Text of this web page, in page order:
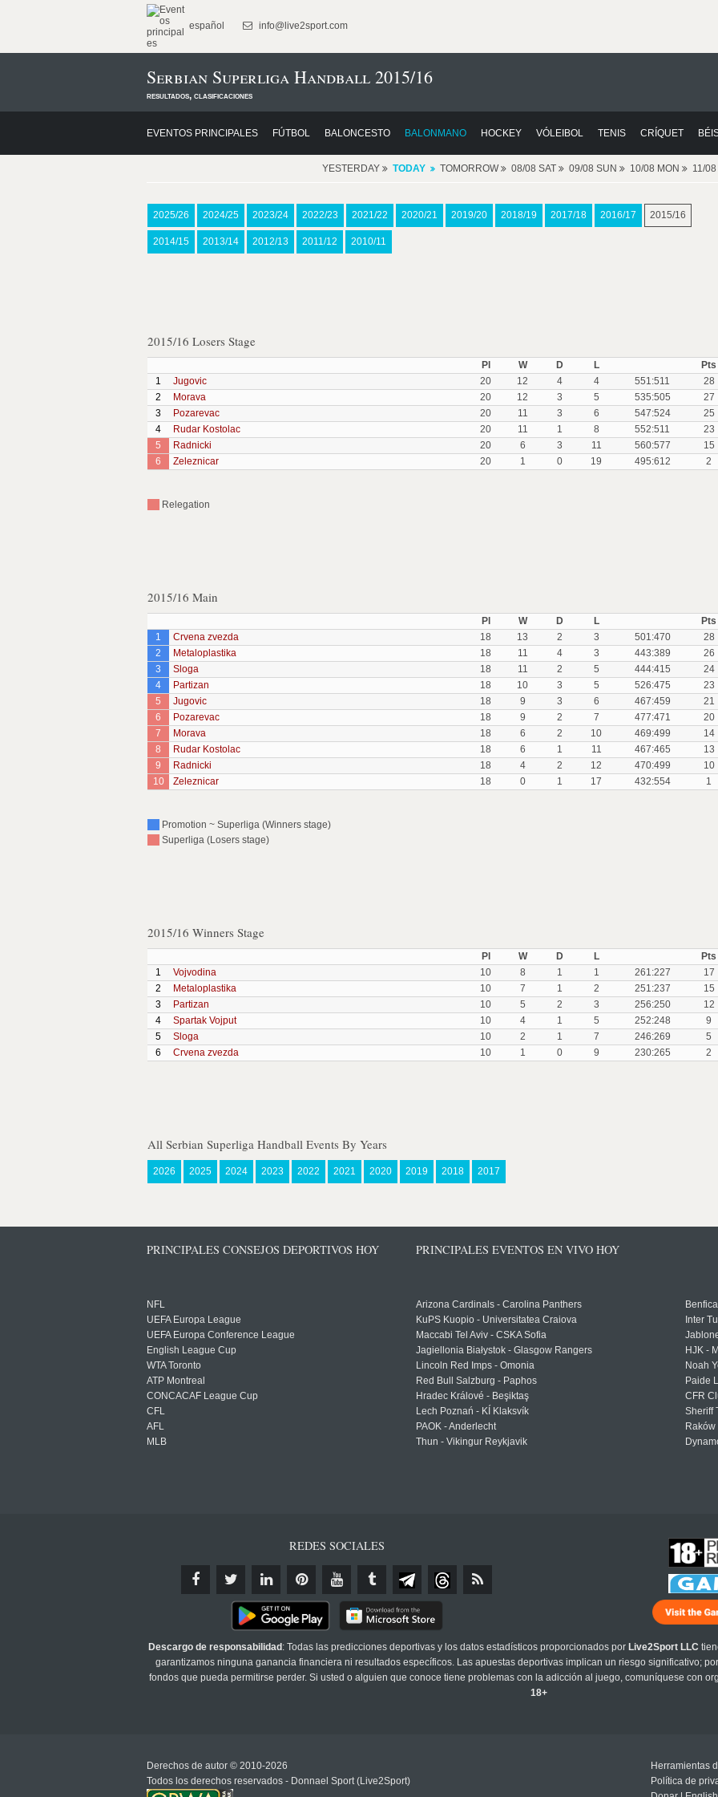
español info@live2sport.com
Serbian Superliga Handball 2015/16
resultados, clasificaciones
EVENTOS PRINCIPALES FÚTBOL BALONCESTO BALONMANO HOCKEY VÓLEIBOL TENIS CRÍQUET
YESTERDAY TODAY TOMORROW 08/08 SAT 09/08 SUN 10/08 MON 11/
2025/26 2024/25 2023/24 2022/23 2021/22 2020/21 2019/20 2018/19 2017/18 2016/17 2015/16
2014/15 2013/14 2012/13 2011/12 2010/11
2015/16 Losers Stage
Pl W D L
Pts
1
Jugovic 20 12 4 4 551:511
28
2
Morava 20 12 3 5 535:505
27
3
Pozarevac 20 11 3 6 547:524
25
4
Rudar Kostolac 20 11 1 8 552:511
23
5
Radnicki 20 6 3 11 560:577
15
6
Zeleznicar 20 1 0 19 495:612 2
Relegation
2015/16 Main
Pl W D L
Pts
1
Crvena zvezda 18 13 2 3 501:470
28
2
Metaloplastika 18 11 4 3 443:389
26
3
Sloga 18 11 2 5 444:415
24
4
Partizan 18 10 3 5 526:475
23
5
Jugovic 18 9 3 6 467:459
21
6
Pozarevac 18 9 2 7 477:471
20
7
Morava 18 6 2 10 469:499
14
8
Rudar Kostolac 18 6 1 11 467:465
13
9
Radnicki 18 4 2 12 470:499
10
10
Zeleznicar 18 0 1 17 432:554 1
Promotion ~ Superliga (Winners stage)
Superliga (Losers stage)
2015/16 Winners Stage
Pl W D L
Pts
1
Vojvodina 10 8 1 1 261:227
17
2
Metaloplastika 10 7 1 2 251:237
15
3
Partizan 10 5 2 3 256:250
12
4
Spartak Vojput 10 4 1 5 252:248
9
5
Sloga 10 2 1 7 246:269
5
6
Crvena zvezda 10 1 0 9 230:265 2
All Serbian Superliga Handball Events By Years
2026 2025 2024 2023 2022 2021 2020 2019 2018 2017
PRINCIPALES CONSEJOS DEPORTIVOS HOY
NFL
UEFA Europa League
UEFA Europa Conference League
English League Cup
WTA Toronto
ATP Montreal
CONCACAF League Cup
CFL
AFL
MLB
PRINCIPALES EVENTOS EN VIVO HOY
Arizona Cardinals - Carolina Panthers
KuPS Kuopio - Universitatea Craiova
Maccabi Tel Aviv - CSKA Sofia
Jagiellonia Białystok - Glasgow Rangers
Lincoln Red Imps - Omonia
Red Bull Salzburg - Paphos
Hradec Králové - Beşiktaş
Lech Poznań - KÍ Klaksvík
PAOK - Anderlecht
Thun - Vikingur Reykjavik
Inter
HJK -
Noah
Paide
CFR
Sheriff
REDES SOCIALES
Descargo de responsabilidad : Todas las predicciones deportivas y los datos estadísticos proporcionados por Live2Sport LLC
garantizamos ninguna ganancia financiera ni resultados específicos. Las apuestas deportivas implican un riesgo significativo;
fondos que pueda permitirse perder. Si usted o alguien que conoce tiene problemas con la adicción al juego, comuníquese con
18+
Derechos de autor © 2010-2026
Todos los derechos reservados - Donnael Sport (Live2Sport)
Herramientas
Política de